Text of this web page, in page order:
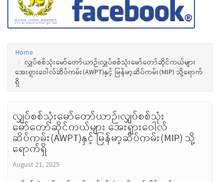
Home
လျှပ်စစ်သုံးမော်တော်ယာဉ်၊လျှပ်စစ်သုံးမော်တော်ဆိုင်ကယ်များ
အေးရှားဝေါလ်ဆိပ်ကမ်း(AWPT)နှင့် မြန်မာ့ဆိပ်ကမ်း(MIP) သို့ရောက်
ရှိ
လျှပ်စစ်သုံးမော်တော်ယာဉ်၊လျှပ်စစ်သုံး
မော်တော်ဆိုင်ကယ်များ အေးရှားဝေါလ်
ဆိပ်ကမ်း(AWPT)နှင့် မြန်မာ့ဆိပ်ကမ်း(MIP) သို့
ရောက်ရှိ
August 21, 2025